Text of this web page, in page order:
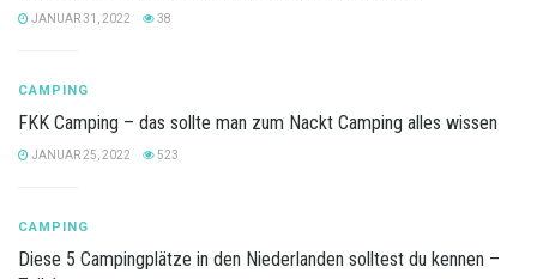
JANUAR 31, 2022 38
CAMPING
FKK Camping – das sollte man zum Nackt Camping alles wissen
JANUAR 25, 2022 523
CAMPING
Diese 5 Campingplätze in den Niederlanden solltest du kennen –